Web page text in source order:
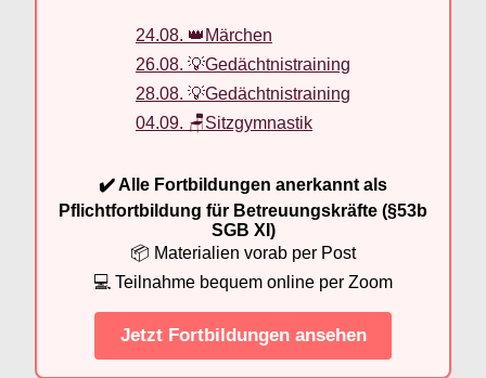
24.08. 👑Märchen
26.08. 💡Gedächtnistraining
28.08. 💡Gedächtnistraining
04.09. 🪑Sitzgymnastik
✔️ Alle Fortbildungen anerkannt als
Pflichtfortbildung für Betreuungskräfte (§53b
SGB XI)
📦 Materialien vorab per Post
💻 Teilnahme bequem online per Zoom
Jetzt Fortbildungen ansehen